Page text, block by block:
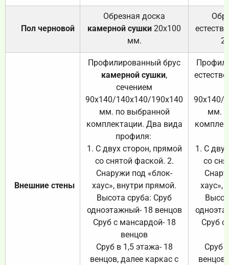
Пол черновой
Обрезная доска
камерной сушки 20х100
мм.
Внешние стены
Профилированный брус
камерной сушки,
сечением
90х140/140х140/190х140
мм. по выбранной
комплектации. Два вида
профиля:
1. С двух сторон, прямой
со снятой фаской. 2.
Снаружи под «блок-
хаус», внутри прямой.
Высота сруба: Сруб
одноэтажный- 18 венцов
Сруб с мансардой- 18
венцов
Сруб в 1,5 этажа- 18
венцов, далее каркас с
90х140/
мм.
1. С
со
хаус»,
Сруб с
Сруб